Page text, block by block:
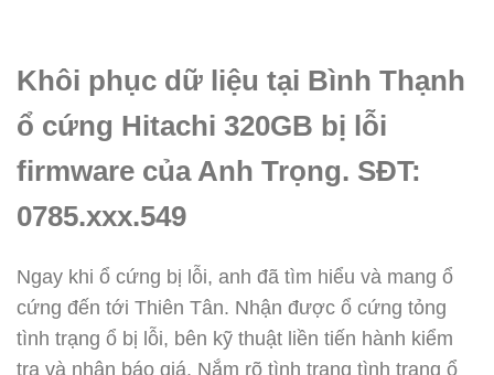
Khôi phục dữ liệu tại Bình Thạnh
ổ cứng Hitachi 320GB bị lỗi
firmware của Anh Trọng. SĐT:
0785.xxx.549
Ngay khi ổ cứng bị lỗi, anh đã tìm hiểu và mang ổ
cứng đến tới Thiên Tân. Nhận được ổ cứng tỏng
tình trạng ổ bị lỗi, bên kỹ thuật liền tiến hành kiểm
tra và nhận báo giá. Nắm rõ tình trạng tình trạng ổ